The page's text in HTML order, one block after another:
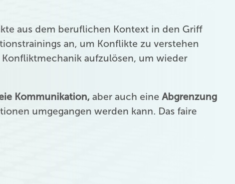
aus dem beruflichen Kontext in den Griff
an, um Konflikte zu verstehen
aufzulösen, um wieder
Kommunikation, aber auch eineAbgrenzung
umgegangen werden kann. Das faire